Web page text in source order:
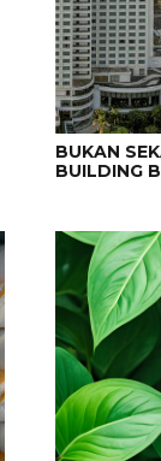
BUKAN
BUILDING